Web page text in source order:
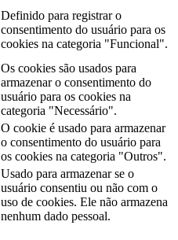
Definido para registrar o
consentimento do usuário para os
cookies na categoria "Funcional".
Os cookies são usados ​​para
armazenar o consentimento do
usuário para os cookies na
categoria "Necessário".
O cookie é usado para armazenar
o consentimento do usuário para
os cookies na categoria "Outros".
Usado para armazenar se o
usuário consentiu ou não com o
uso de cookies. Ele não armazena
nenhum dado pessoal.